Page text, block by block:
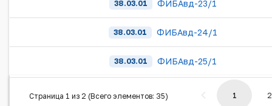
38.03.01 ФИБАвд-23/1
38.03.01 ФИБАвд-24/1
38.03.01 ФИБАвд-25/1
Страница 1 из 2 (Всего элементов: 35) 1 2